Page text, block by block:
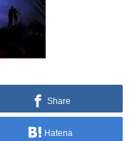
Share
Hatena